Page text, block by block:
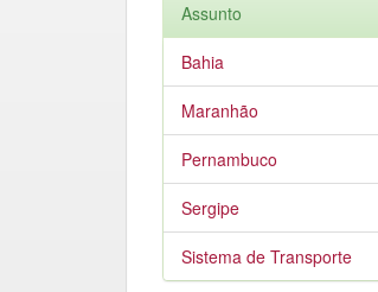
Assunto
Bahia
Maranhão
Pernambuco
Sergipe
Sistema de Transporte